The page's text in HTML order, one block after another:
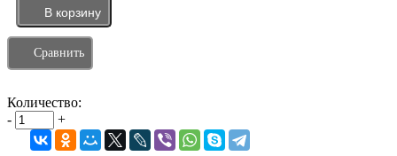
Сравнить
Количество:
-
+